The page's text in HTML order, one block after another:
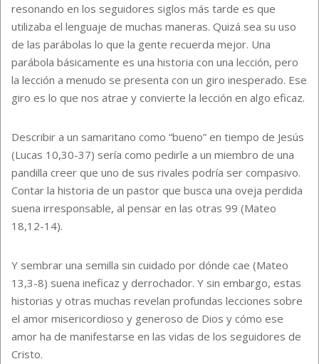
resonando en los seguidores siglos más tarde es que
utilizaba el lenguaje de muchas maneras. Quizá sea su uso
de las parábolas lo que la gente recuerda mejor. Una
parábola básicamente es una historia con una lección, pero
la lección a menudo se presenta con un giro inesperado. Ese
giro es lo que nos atrae y convierte la lección en algo eficaz.
Describir a un samaritano como “bueno” en tiempo de Jesús
(Lucas 10,30-37) sería como pedirle a un miembro de una
pandilla creer que uno de sus rivales podría ser compasivo.
Contar la historia de un pastor que busca una oveja perdida
suena irresponsable, al pensar en las otras 99 (Mateo
18,12-14).
Y sembrar una semilla sin cuidado por dónde cae (Mateo
13,3-8) suena ineficaz y derrochador. Y sin embargo, estas
historias y otras muchas revelan profundas lecciones sobre
el amor misericordioso y generoso de Dios y cómo ese
amor ha de manifestarse en las vidas de los seguidores de
Cristo.